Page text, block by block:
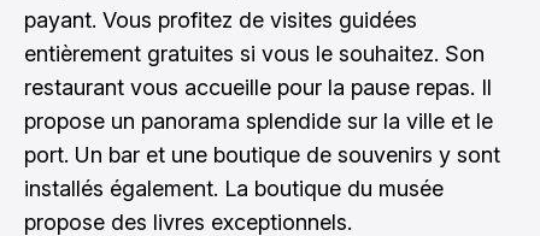
payant. Vous profitez de visites guidées
entièrement gratuites si vous le souhaitez. Son
restaurant vous accueille pour la pause repas. Il
propose un panorama splendide sur la ville et le
port. Un bar et une boutique de souvenirs y sont
installés également. La boutique du musée
propose des livres exceptionnels.